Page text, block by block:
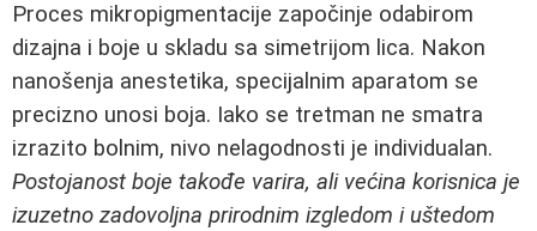
Proces mikropigmentacije započinje odabirom
dizajna i boje u skladu sa simetrijom lica. Nakon
nanošenja anestetika, specijalnim aparatom se
precizno unosi boja. Iako se tretman ne smatra
izrazito bolnim, nivo nelagodnosti je individualan.
Postojanost boje takođe varira, ali većina korisnica je
izuzetno zadovoljna prirodnim izgledom i uštedom